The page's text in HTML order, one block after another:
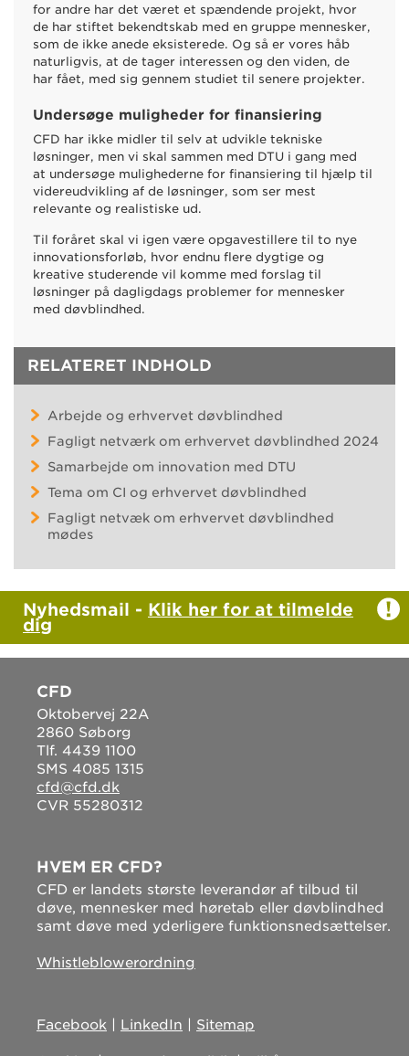
for andre har det været et spændende projekt, hvor
de har stiftet bekendtskab med en gruppe mennesker,
som de ikke anede eksisterede. Og så er vores håb
naturligvis, at de tager interessen og den viden, de
har fået, med sig gennem studiet til senere projekter.
Undersøge muligheder for finansiering
CFD har ikke midler til selv at udvikle tekniske
løsninger, men vi skal sammen med DTU i gang med
at undersøge mulighederne for finansiering til hjælp til
videreudvikling af de løsninger, som ser mest
relevante og realistiske ud.
Til foråret skal vi igen være opgavestillere til to nye
innovationsforløb, hvor endnu flere dygtige og
kreative studerende vil komme med forslag til
løsninger på dagligdags problemer for mennesker
med døvblindhed.
RELATERET INDHOLD
Arbejde og erhvervet døvblindhed
Fagligt netværk om erhvervet døvblindhed 2024
Samarbejde om innovation med DTU
Tema om CI og erhvervet døvblindhed
Fagligt netvæk om erhvervet døvblindhed
mødes
Nyhedsmail - Klik her for at tilmelde
dig
CFD
Oktobervej 22A
2860 Søborg
Tlf. 4439 1100
SMS 4085 1315
cfd@cfd.dk
CVR 55280312
HVEM ER CFD?
CFD er landets største leverandør af tilbud til
døve, mennesker med høretab eller døvblindhed
samt døve med yderligere funktionsnedsættelser.
Whistleblowerordning
Facebook LinkedIn Sitemap